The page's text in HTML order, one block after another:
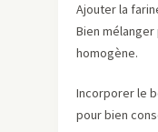
Ajouter la
Bien
homogène.
Incorporer le
pour bien